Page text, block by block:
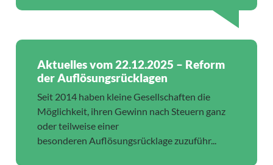
Aktuelles vom 22.12.2025 – Reform
der Auflösungsrücklagen
Seit 2014 haben kleine Gesellschaften die
Möglichkeit, ihren Gewinn nach Steuern ganz
oder teilweise einer
besonderen Auflösungsrücklage zuzuführ...